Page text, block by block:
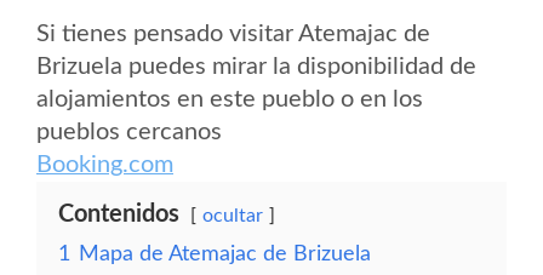
Si tienes pensado visitar Atemajac de
Brizuela puedes mirar la disponibilidad de
alojamientos en este pueblo o en los
pueblos cercanos
Booking.com
Contenidos ocultar
1
Mapa de Atemajac de Brizuela